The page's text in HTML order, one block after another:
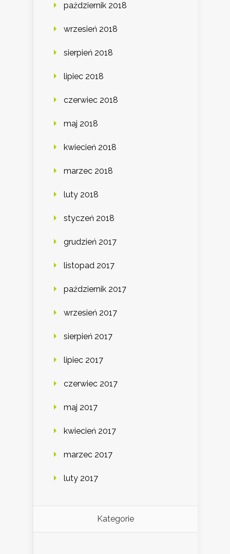
październik 2018
wrzesień 2018
sierpień 2018
lipiec 2018
czerwiec 2018
maj 2018
kwiecień 2018
marzec 2018
luty 2018
styczeń 2018
grudzień 2017
listopad 2017
październik 2017
wrzesień 2017
sierpień 2017
lipiec 2017
czerwiec 2017
maj 2017
kwiecień 2017
marzec 2017
luty 2017
Kategorie